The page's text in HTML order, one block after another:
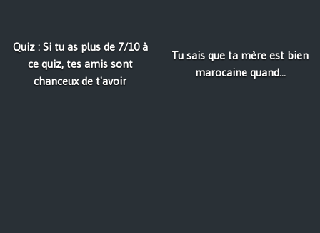
Quiz : Si tu as plus de 7/10 à
ce quiz, tes amis sont
chanceux de t'avoir
Tu sais que ta mère est bien
marocaine quand...